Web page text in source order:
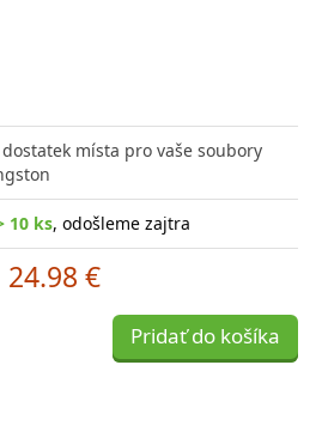
místa pro vaše soubory
10 ks, odošleme zajtra
24.98 €
Pridať do košíka